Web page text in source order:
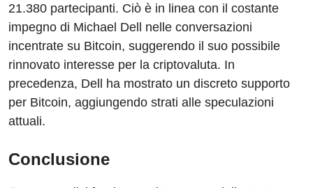
21.380 partecipanti. Ciò è in linea con il costante
impegno di Michael Dell nelle conversazioni
incentrate su Bitcoin, suggerendo il suo possibile
rinnovato interesse per la criptovaluta. In
precedenza, Dell ha mostrato un discreto supporto
per Bitcoin, aggiungendo strati alle speculazioni
attuali.
Conclusione